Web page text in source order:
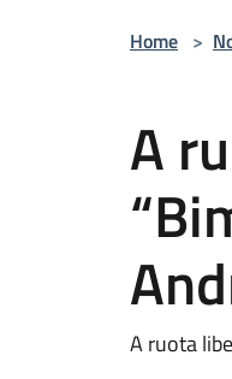
Home >
A
A ruota